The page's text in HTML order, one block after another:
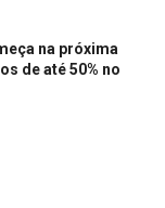
na próxima
de até 50% no